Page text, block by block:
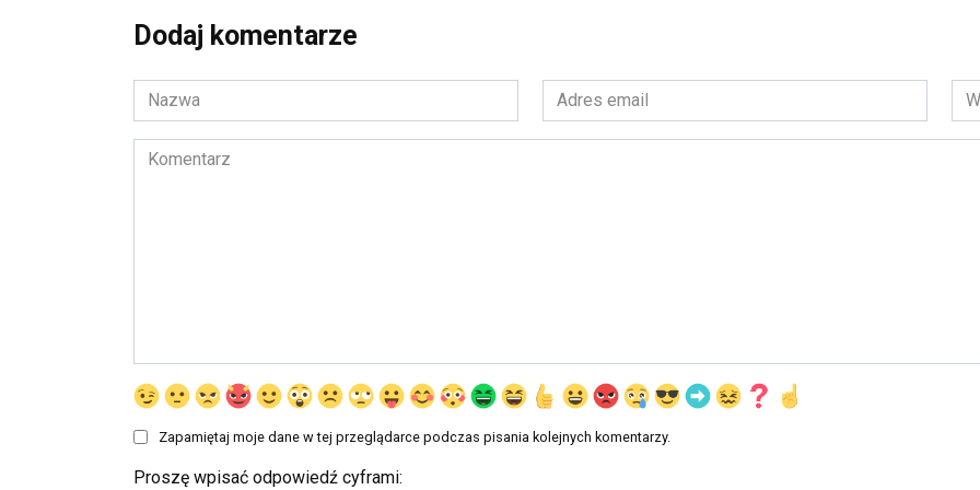
Dodaj komentarze
Nazwa
*
Adres
email
*
Komentarz
Zapamiętaj moje dane w tej przeglądarce podczas pisania kolejnych komentarzy.
Proszę wpisać odpowiedź cyframi: